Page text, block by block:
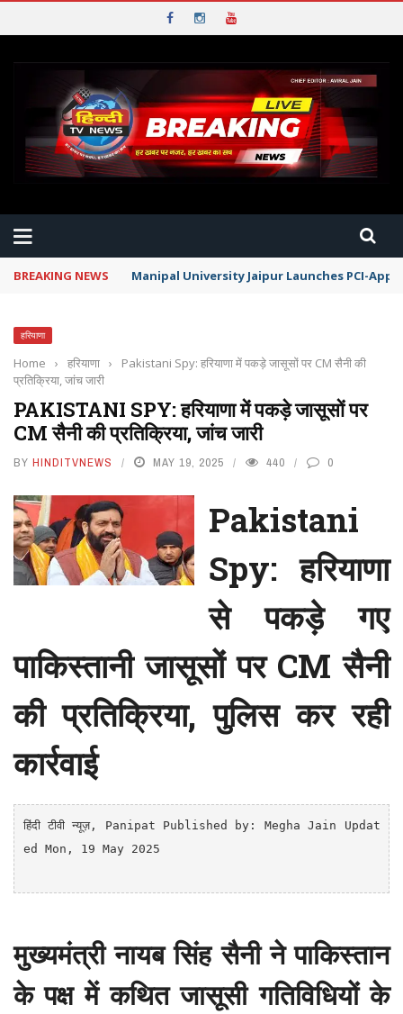
BREAKING NEWS Manipal University Jaipur Launches PCI-
हरियाणा
Home › हरियाणा ›
Pakistani Spy: हरियाणा में पकड़े जासूसों पर CM सैनी की
प्रतिक्रिया, जांच जारी
PAKISTANI SPY: हरियाणा में पकड़े जासूसों पर
CM सैनी की प्रतिक्रिया, जांच जारी
BY HINDITVNEWS MAY 19, 2025 440 0
Pakistani
Spy: हरियाणा
से पकड़े गए
पाकिस्तानी जासूसों पर CM सैनी
की प्रतिक्रिया, पुलिस कर रही
कार्रवाई
हिंदी टीवी न्यूज़, Panipat
Published by: Megha Jain Updat
ed Mon, 19 May 2025
मुख्यमंत्री नायब सिंह सैनी ने पाकिस्तान
के पक्ष में कथित जासूसी गतिविधियों के